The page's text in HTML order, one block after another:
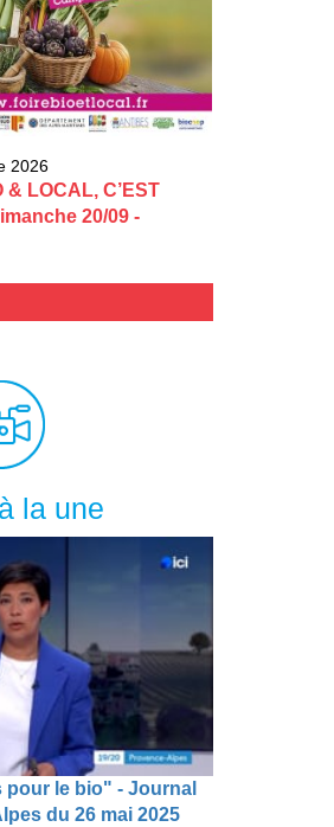
2026
& LOCAL, C’EST
20/09 -
la une
le bio" - Journal
du 26 mai 2025